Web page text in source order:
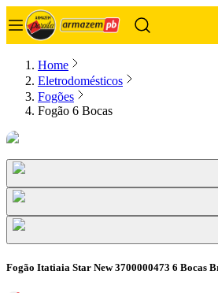
Home
Eletrodomésticos
Fogões
Fogão 6 Bocas
Fogão Itatiaia Star New 3700000473 6 Bocas